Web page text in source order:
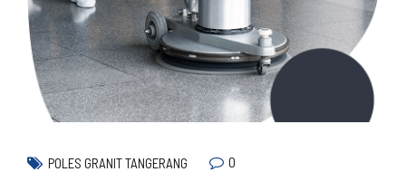
POLES GRANIT TANGERANG 0